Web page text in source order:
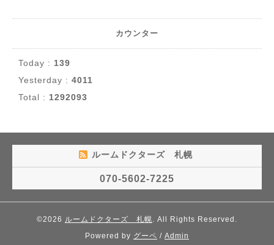
カウンター
Today : 139
Yesterday : 4011
Total : 1292093
ルームドクターズ 札幌
070-5602-7225
©2026 ルームドクターズ 札幌. All Rights Reserved.
Powered by グーペ / Admin